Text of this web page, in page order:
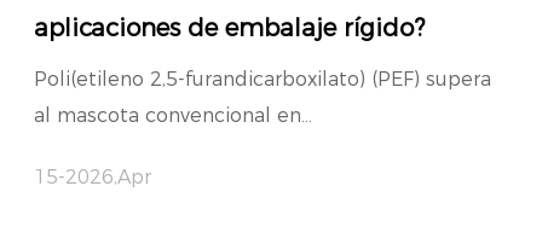
aplicaciones de embalaje rígido?
Poli(etileno 2,5-furandicarboxilato) (PEF) supera
al mascota convencional en...
15-2026,Apr